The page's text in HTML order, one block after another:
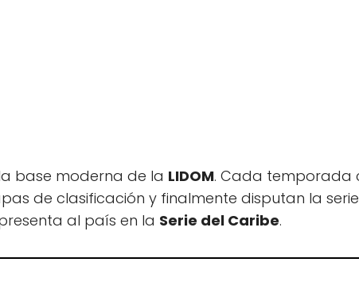
base moderna de la LIDOM. Cada temporada
de clasificación y finalmente disputan la
al país en la Serie del Caribe.